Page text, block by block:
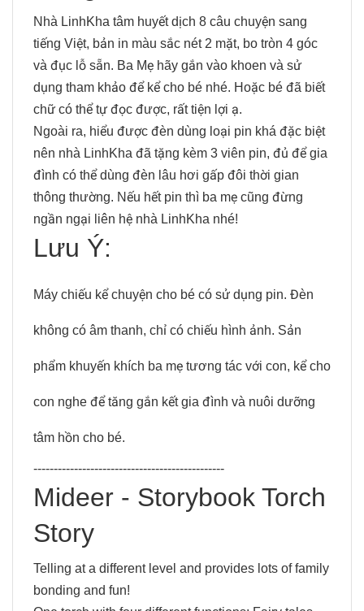
Nhà LinhKha tâm huyết dịch 8 câu chuyện sang
tiếng Việt, bản in màu sắc nét 2 mặt, bo tròn 4 góc
và đục lỗ sẵn. Ba Mẹ hãy gắn vào khoen và sử
dụng tham khảo để kể cho bé nhé. Hoặc bé đã biết
chữ có thể tự đọc được, rất tiện lợi ạ.
Ngoài ra, hiểu được đèn dùng loại pin khá đặc biệt
nên nhà LinhKha đã tặng kèm 3 viên pin, đủ để gia
đình có thể dùng đèn lâu hơi gấp đôi thời gian
thông thường. Nếu hết pin thì ba mẹ cũng đừng
ngần ngại liên hệ nhà LinhKha nhé!
Lưu Ý:
Máy chiếu kể chuyện cho bé có sử dụng pin. Đèn
không có âm thanh, chỉ có chiếu hình ảnh. Sản
phẩm khuyến khích ba mẹ tương tác với con, kể cho
con nghe để tăng gắn kết gia đình và nuôi dưỡng
tâm hồn cho bé.
-----------------------------------------------
Mideer - Storybook Torch
Story
Telling at a different level and provides lots of family
bonding and fun!